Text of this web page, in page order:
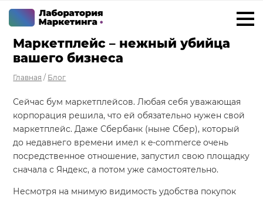
г. Ижевск
Услуги
Внедрение Битрикс24
Внедрение amoCRM
Разработка CRM на заказ
ИИ решения для бизнеса
Маркетинг «под ключ»
Маркетплейс – нежный убийца
вашего бизнеса
Главная / Блог
Сейчас бум маркетплейсов. Любая себя уважающая
корпорация решила, что ей обязательно нужен свой
маркетплейс. Даже Сбербанк (ныне Сбер), который
до недавнего времени имел к e-commerce очень
посредственное отношение, запустил свою площадку
сначала с Яндекс, а потом уже самостоятельно.
Несмотря на мнимую видимость удобства покупок